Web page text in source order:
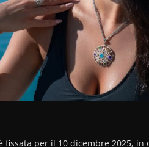
fissata per il 10 dicembre 2025,